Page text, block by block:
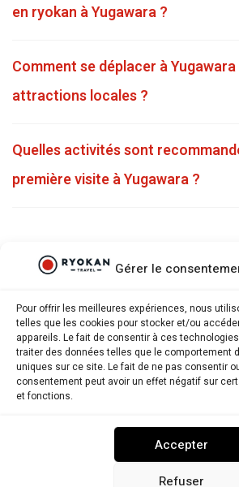
Gérer le
Pour offrir les meilleures expériences, nous
telles que les cookies pour stocker et/ou
appareils. Le fait de consentir à ces
traiter des données telles que le comportement
uniques sur ce site. Le fait de ne pas consentir
consentement peut avoir un effet négatif sur
et fonctions.
Accepter
Refuser
en ryokan à Yugawara ?
Comment se déplacer à
attractions locales ?
Quelles activités sont
première visite à Yugawara ?
Ryokantravel.fr © Copyright 2025. Tous
MENTIONS LÉGALES POLITIQUE DE
POLITIQUE DE COOKIES (UE) NOUS